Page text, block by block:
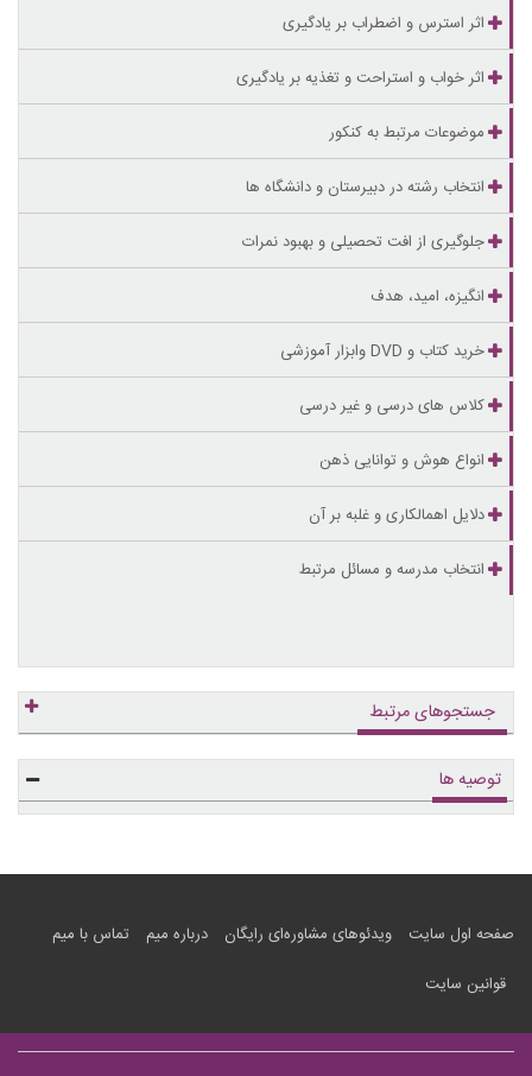
اثر استرس و اضطراب بر یادگیری
اثر خواب و استراحت و تغذیه بر یادگیری
موضوعات مرتبط به کنکور
انتخاب رشته در دبیرستان و دانشگاه ها
جلوگیری از افت تحصیلی و بهبود نمرات
انگیزه، امید، هدف
خرید کتاب و DVD وابزار آموزشی
کلاس های درسی و غیر درسی
انواع هوش و توانایی ذهن
دلایل اهمالکاری و غلبه بر آن
انتخاب مدرسه و مسائل مرتبط
جستجوهای مرتبط
توصیه ها
صفحه اول سایت ویدئوهای مشاوره‌ای رایگان درباره میم
تماس با میم
قوانین سایت